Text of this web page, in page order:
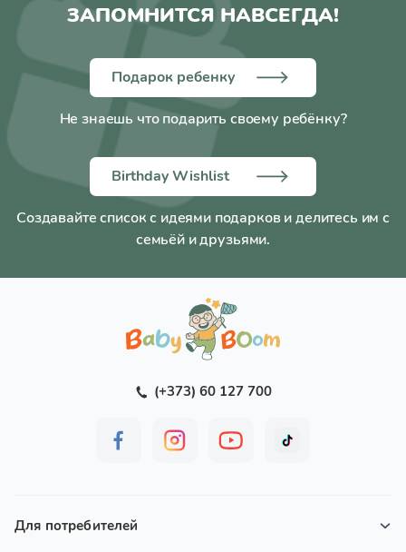
ЗАПОМНИТСЯ НАВСЕГДА!
Подарок ребенку
Не знаешь что подарить своему ребёнку?
Birthday Wishlist
Создавайте список с идеями подарков и делитесь им с
семьёй и друзьями.
(+373) 60 127 700
Для потребителей